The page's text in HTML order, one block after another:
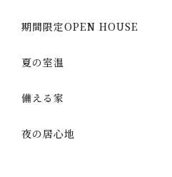
期間限定OPEN HOUSE
夏の室温
備える家
夜の居心地